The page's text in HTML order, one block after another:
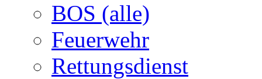
BOS (alle)
Feuerwehr
Rettungsdienst